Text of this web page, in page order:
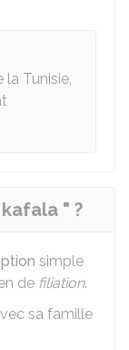
Tunisie,
" ?
simple
de filiation.
sa famille